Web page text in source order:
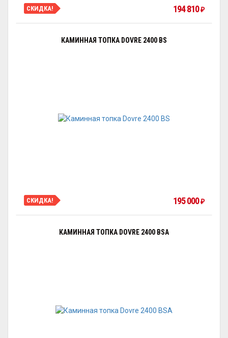
СКИДКА! 194 810₽
КАМИННАЯ ТОПКА DOVRE 2400 BS
СКИДКА! 195 000₽
КАМИННАЯ ТОПКА DOVRE 2400 BSA